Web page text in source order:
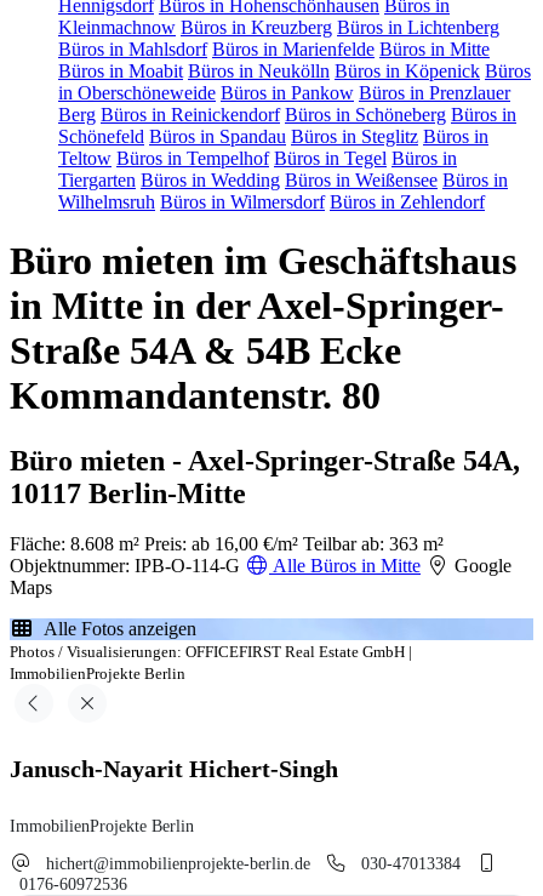
Hennigsdorf Büros in Hohenschönhausen Büros in
Kleinmachnow Büros in Kreuzberg Büros in Lichtenberg
Büros in Mahlsdorf Büros in Marienfelde Büros in Mitte
Büros in Moabit Büros in Neukölln Büros in Köpenick Büros
in Oberschöneweide Büros in Pankow Büros in Prenzlauer
Berg Büros in Reinickendorf Büros in Schöneberg Büros in
Schönefeld Büros in Spandau Büros in Steglitz Büros in
Teltow Büros in Tempelhof Büros in Tegel Büros in
Tiergarten Büros in Wedding Büros in Weißensee Büros in
Wilhelmsruh Büros in Wilmersdorf Büros in Zehlendorf
Büro mieten im Geschäftshaus
in Mitte in der Axel-Springer-
Straße 54A & 54B Ecke
Kommandantenstr. 80
Büro mieten - Axel-Springer-Straße 54A,
10117 Berlin-Mitte
Fläche: 8.608 m² Preis: ab 16,00 €/m² Teilbar ab: 363 m²
Objektnummer: IPB-O-114-G
Alle Büros in Mitte
Google
Maps
Alle Fotos anzeigen
Photos / Visualisierungen: OFFICEFIRST Real Estate GmbH |
ImmobilienProjekte Berlin
Janusch-Nayarit Hichert-Singh
ImmobilienProjekte Berlin
hichert@immobilienprojekte-berlin.de
030-47013384
0176-60972536